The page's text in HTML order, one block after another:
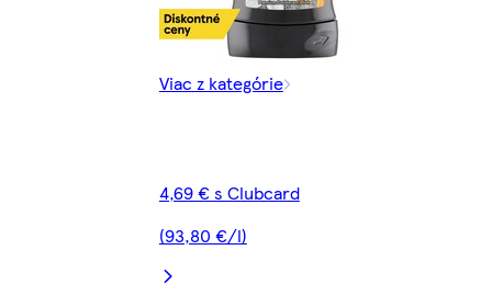
Viac z kategórie
4,69 € s Clubcard
(93,80 €/l)